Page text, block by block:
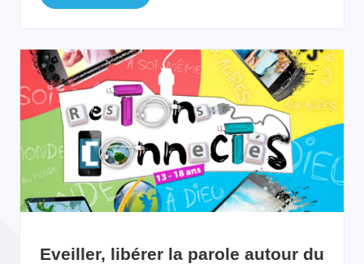
Eveiller, libérer la parole autour du